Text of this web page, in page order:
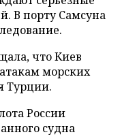
В порту Самсуна
что Киев
морских
Турции.
России
судна